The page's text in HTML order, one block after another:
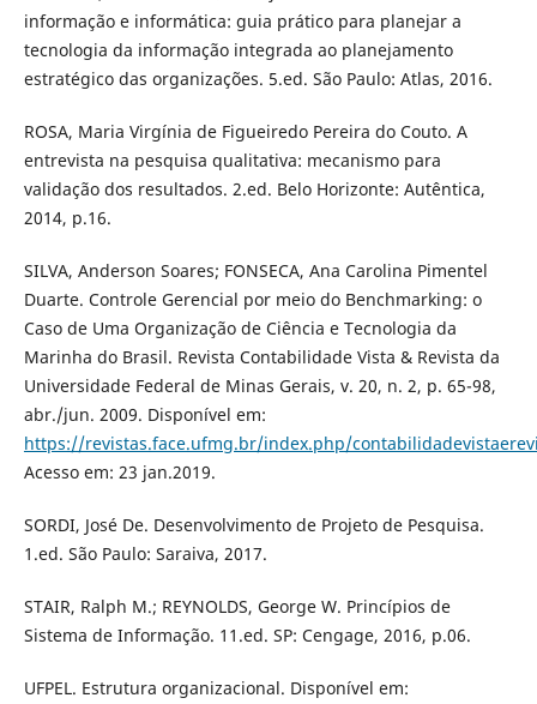
informação e informática: guia prático para planejar a
tecnologia da informação integrada ao planejamento
estratégico das organizações. 5.ed. São Paulo: Atlas, 2016.
ROSA, Maria Virgínia de Figueiredo Pereira do Couto. A
entrevista na pesquisa qualitativa: mecanismo para
validação dos resultados. 2.ed. Belo Horizonte: Autêntica,
2014, p.16.
SILVA, Anderson Soares; FONSECA, Ana Carolina Pimentel
Duarte. Controle Gerencial por meio do Benchmarking: o
Caso de Uma Organização de Ciência e Tecnologia da
Marinha do Brasil. Revista Contabilidade Vista & Revista da
Universidade Federal de Minas Gerais, v. 20, n. 2, p. 65-98,
abr./jun. 2009. Disponível em:
https://revistas.face.ufmg.br/index.php/
Acesso em: 23 jan.2019.
SORDI, José De. Desenvolvimento de Projeto de Pesquisa.
1.ed. São Paulo: Saraiva, 2017.
STAIR, Ralph M.; REYNOLDS, George W. Princípios de
Sistema de Informação. 11.ed. SP: Cengage, 2016, p.06.
UFPEL. Estrutura organizacional. Disponível em: